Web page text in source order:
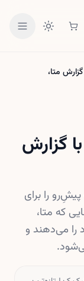
متا،
گزارش
را برای
که متا،
را می‌دهند و